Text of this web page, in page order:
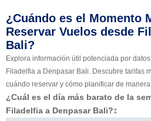
¿Cuándo es el Momento
Reservar Vuelos desde
Bali?
Explora información útil potenciada por
Filadelfia a Denpasar Bali. Descubre tarifas
cuándo reservar y cómo planificar de manera
¿Cuál es el día más barato de la
Filadelfia a Denpasar Bali?‡